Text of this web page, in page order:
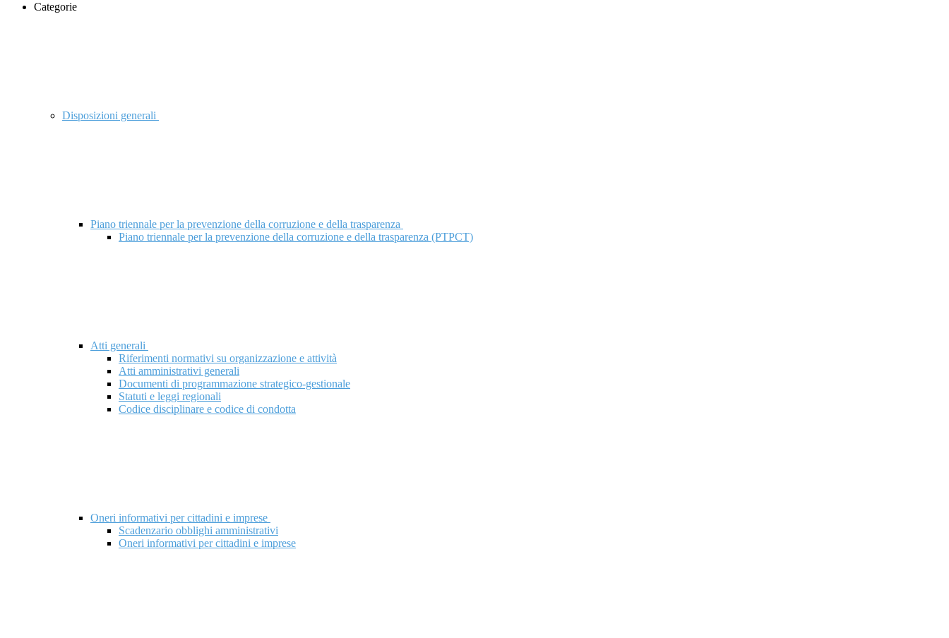
Categorie
Disposizioni generali
Piano triennale per la prevenzione della corruzione e della trasparenza
Piano triennale per la prevenzione della corruzione e della trasparenza (PTPCT)
Atti generali
Riferimenti normativi su organizzazione e attività
Atti amministrativi generali
Documenti di programmazione strategico-gestionale
Statuti e leggi regionali
Codice disciplinare e codice di condotta
Oneri informativi per cittadini e imprese
Scadenzario obblighi amministrativi
Oneri informativi per cittadini e imprese